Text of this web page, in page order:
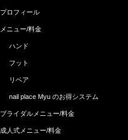
プロフィール
メニュー/料金
ハンド
フット
リペア
nail place Myu のお得システム
ブライダルメニュー/料金
成人式メニュー/料金